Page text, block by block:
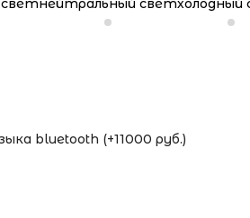
нейтральный светхолодный
bluetooth (+11000 руб.)